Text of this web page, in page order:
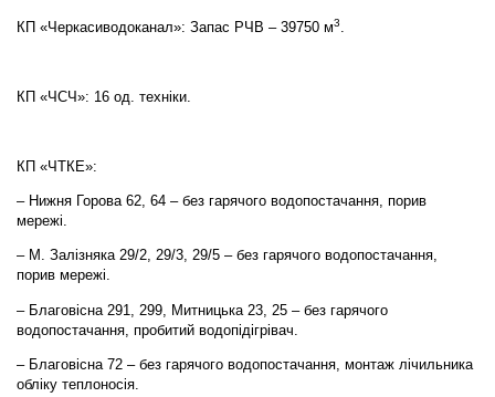
КП «Черкасиводоканал»: Запас РЧВ – 39750 м3.
КП «ЧСЧ»: 16 од. техніки.
КП «ЧТКЕ»:
– Нижня Горова 62, 64 – без гарячого водопостачання, порив
мережі.
– М. Залізняка 29/2, 29/3, 29/5 – без гарячого водопостачання,
порив мережі.
– Благовісна 291, 299, Митницька 23, 25 – без гарячого
водопостачання, пробитий водопідігрівач.
– Благовісна 72 – без гарячого водопостачання, монтаж лічильника
обліку теплоносія.